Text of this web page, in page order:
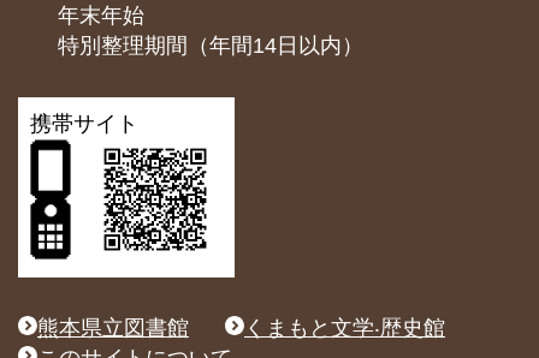
年末年始
特別整理期間（年間14日以内）
携帯サイト
熊本県立図書館
くまもと文学‧歴史館